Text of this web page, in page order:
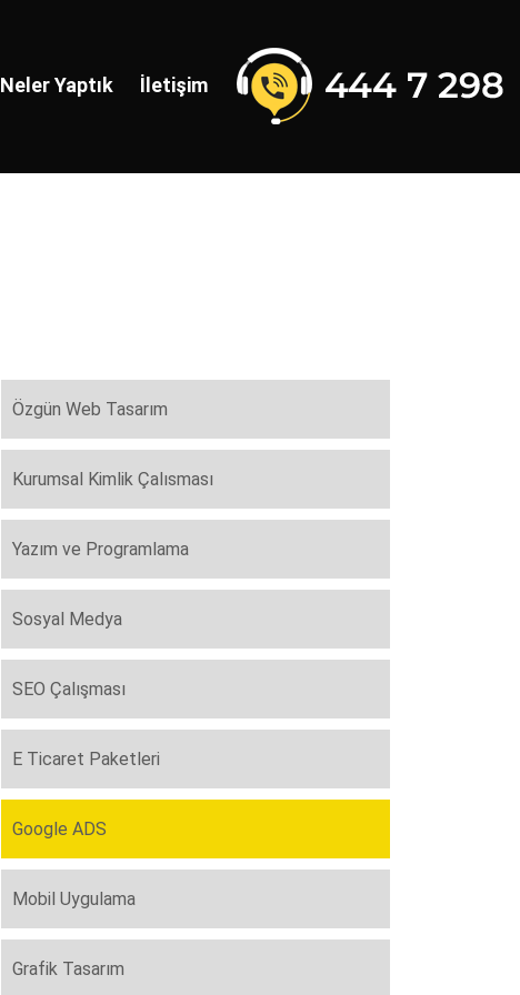
Neler Yaptık İletişim
Özgün Web Tasarım
Kurumsal Kimlik Çalısması
Yazım ve Programlama
Sosyal Medya
SEO Çalışması
E Ticaret Paketleri
Google ADS
Mobil Uygulama
Grafik Tasarım